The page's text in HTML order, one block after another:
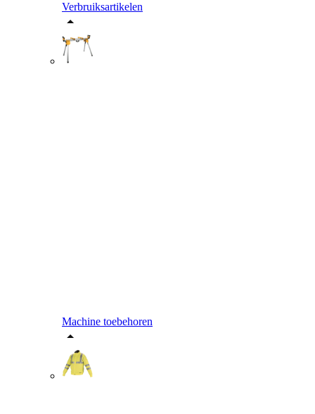
Verbruiksartikelen
Machine toebehoren